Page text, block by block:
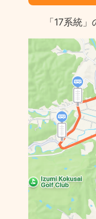
「17系統